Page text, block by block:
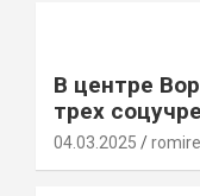
В центре
трех
04.03.2025